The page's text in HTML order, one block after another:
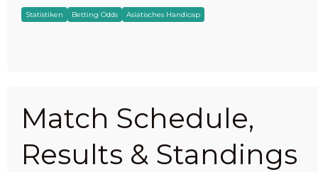
Statistiken Betting Odds Asiatisches Handicap
Match Schedule,
Results & Standings